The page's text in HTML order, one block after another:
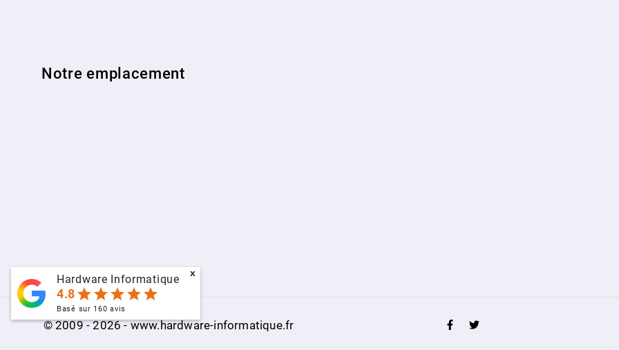
Notre emplacement
© 2009 - 2026 - www.hardware-informatique.fr
Hardware Informatique
4.8 starstarstarstarstar
Basé sur 160 avis
x